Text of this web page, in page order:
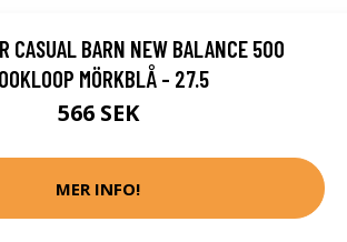
CASUAL BARN NEW BALANCE 500
MÖRKBLÅ - 27.5
566 SEK
MER INFO!